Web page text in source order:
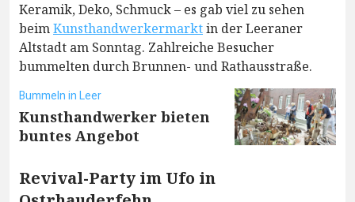
Keramik, Deko, Schmuck – es gab viel zu sehen
beimKunsthandwerkermarktin der Leeraner
Altstadt am Sonntag. Zahlreiche Besucher
bummelten durch Brunnen- und Rathausstraße.
Bummeln in Leer
Kunsthandwerker bieten
buntes Angebot
Revival-Party im Ufo in